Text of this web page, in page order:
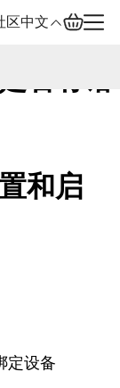
区中文
否有错
和启
定设备